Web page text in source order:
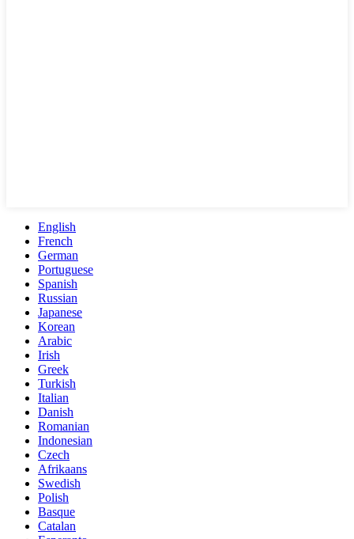
English
French
German
Portuguese
Spanish
Russian
Japanese
Korean
Arabic
Irish
Greek
Turkish
Italian
Danish
Romanian
Indonesian
Czech
Afrikaans
Swedish
Polish
Basque
Catalan